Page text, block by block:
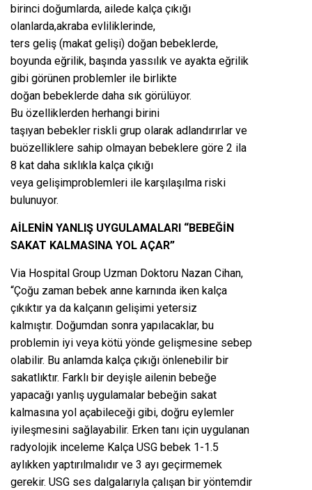
birinci doğumlarda, ailede kalça çıkığı
olanlarda,akraba evliliklerinde,
ters geliş (makat gelişi) doğan bebeklerde,
boyunda eğrilik, başında yassılık ve ayakta eğrilik
gibi görünen problemler ile birlikte
doğan bebeklerde daha sık görülüyor.
Bu özelliklerden herhangi birini
taşıyan bebekler riskli grup olarak adlandırırlar ve
buözelliklere sahip olmayan bebeklere göre 2 ila
8 kat daha sıklıkla kalça çıkığı
veya gelişimproblemleri ile karşılaşılma riski
bulunuyor.
AİLENİN YANLIŞ UYGULAMALARI “BEBEĞİN
SAKAT KALMASINA YOL AÇAR”
Via Hospital Group Uzman Doktoru Nazan Cihan,
“Çoğu zaman bebek anne karnında iken kalça
çıkıktır ya da kalçanın gelişimi yetersiz
kalmıştır. Doğumdan sonra yapılacaklar, bu
problemin iyi veya kötü yönde gelişmesine sebep
olabilir. Bu anlamda kalça çıkığı önlenebilir bir
sakatlıktır. Farklı bir deyişle ailenin bebeğe
yapacağı yanlış uygulamalar bebeğin sakat
kalmasına yol açabileceği gibi, doğru eylemler
iyileşmesini sağlayabilir. Erken tanı için uygulanan
radyolojik inceleme Kalça USG bebek 1-1.5
aylıkken yaptırılmalıdır ve 3 ayı geçirmemek
gerekir. USG ses dalgalarıyla çalışan bir yöntemdir